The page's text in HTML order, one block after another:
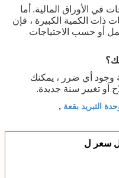
في الأوراق المالية. أما
ذات الكمية الكبيرة ، فإن
لدينا هو عادة 5-8 أيام عمل أو حسب الاحتياجات
وجود أي ضرر ، يمكنك
أو تغيير سنة جديدة.
التبريد بقعة ,
سعر ل